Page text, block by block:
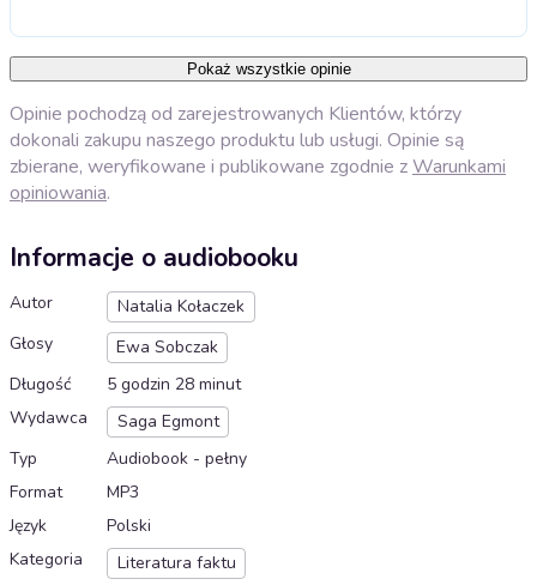
Pokaż wszystkie opinie
Opinie pochodzą od zarejestrowanych Klientów, którzy
dokonali zakupu naszego produktu lub usługi. Opinie są
zbierane, weryfikowane i publikowane zgodnie zWarunkami
opiniowania.
Informacje o audiobooku
Autor
Natalia Kołaczek
Głosy
Ewa Sobczak
Długość
5 godzin 28 minut
Wydawca
Saga Egmont
Typ
Audiobook - pełny
Format
MP3
Język
Polski
Kategoria
Literatura faktu